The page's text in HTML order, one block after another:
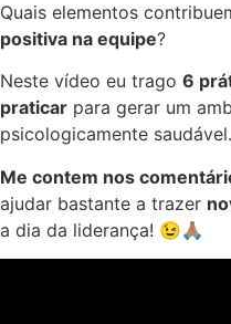
Quais elementos
positiva na equipe?
Neste vídeo eu trago 6
praticar para gerar um
psicologicamente saudável.
Me contem nos
ajudar bastante a trazer
a dia da liderança! 😉🙏🏽